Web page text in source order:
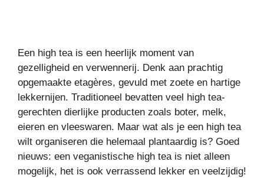
Een high tea is een heerlijk moment van
gezelligheid en verwennerij. Denk aan prachtig
opgemaakte etagères, gevuld met zoete en hartige
lekkernijen. Traditioneel bevatten veel high tea-
gerechten dierlijke producten zoals boter, melk,
eieren en vleeswaren. Maar wat als je een high tea
wilt organiseren die helemaal plantaardig is? Goed
nieuws: een veganistische high tea is niet alleen
mogelijk, het is ook verrassend lekker en veelzijdig!